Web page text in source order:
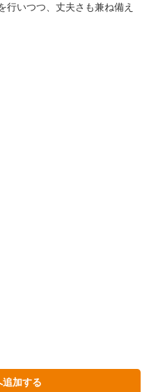
行いつつ、丈夫さも兼ね備え